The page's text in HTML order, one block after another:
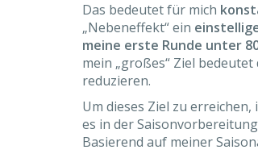
Das bedeutet für mich
„Nebeneffekt“ ein
meine erste Runde unter
mein „großes“ Ziel bedeutet
reduzieren.
Um dieses Ziel zu
es in der
Basierend auf meiner